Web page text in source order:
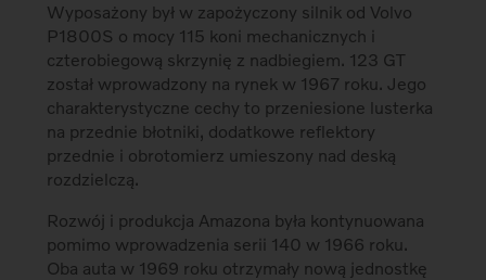
Wyposażony był w zapożyczony silnik od Volvo
P1800S o mocy 115 koni mechanicznych i
czterobiegową skrzynię z nadbiegiem. 123 GT
został wprowadzony na rynek w 1967 roku. Jego
charakterystyczne cechy to przeniesione lusterka
na przednie błotniki, dodatkowe reflektory
przednie i obrotomierz umieszony nad deską
rozdzielczą.
Rozwój i produkcja Amazona była kontynuowana
pomimo wprowadzenia serii 140 w 1966 roku.
Oba auta w 1969 roku otrzymały nową jednostkę